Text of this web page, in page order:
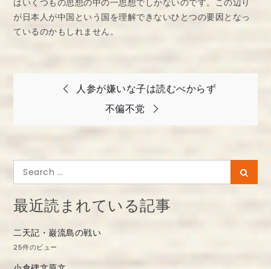
はいくつもの思想の中の一思想でしかないのです。この辺り
が日本人が中国という国を理解できないひとつの要因となっ
ているのかもしれません。
ナ
ゲ
ー
シ
ョ
ン
人参が嫌いな子は読むべからず
不偏不党
Search
for:
最近読まれている記事
二天記・巌流島の戦い
25件のビュー